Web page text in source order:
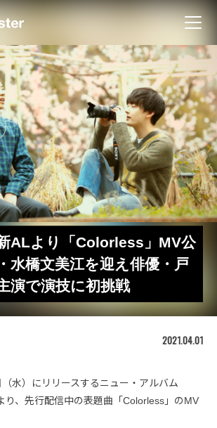
ALより「Colorless」MV公
水橋文美江を迎え俳優・戸
演で演技に初挑戦
2021.04.01
水）にリリースするニュー・アルバム
り、先行配信中の表題曲「Colorless」のMV